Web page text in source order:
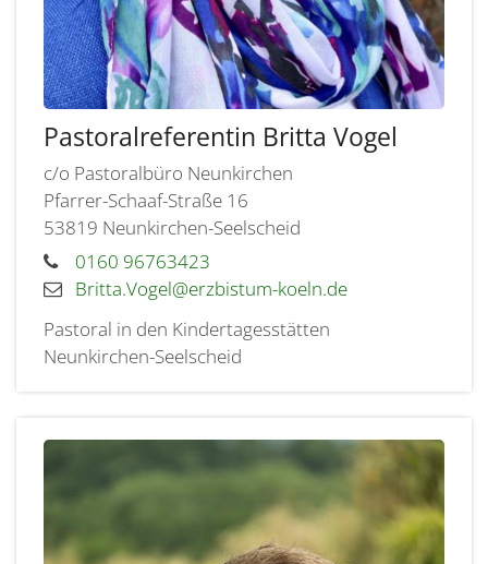
Pastoralreferentin Britta Vogel
c/o Pastoralbüro Neunkirchen
Pfarrer-Schaaf-Straße 16
53819 Neunkirchen-Seelscheid
0160 96763423
Britta.Vogel@erzbistum-koeln.de
Pastoral in den Kindertagesstätten
Neunkirchen-Seelscheid